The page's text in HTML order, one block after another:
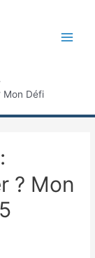
Mon Défi
? Mon